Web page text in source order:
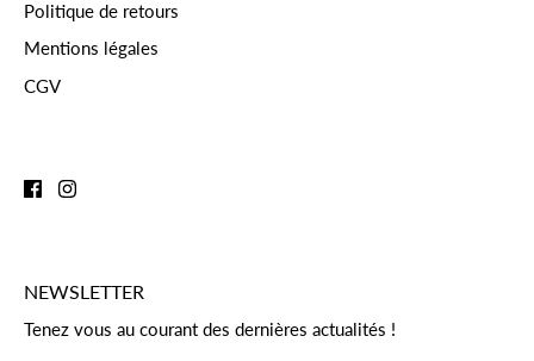
Politique de retours
Mentions légales
CGV
NEWSLETTER
Tenez vous au courant des dernières actualités !